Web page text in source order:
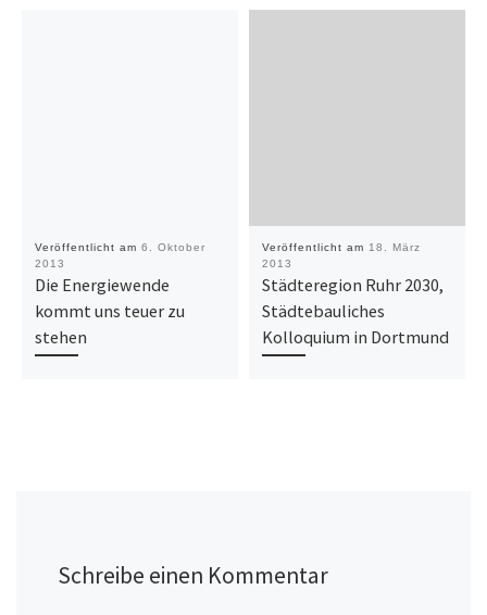
Veröffentlicht am 6. Oktober
2013
Die Energiewende
kommt uns teuer zu
stehen
Veröffentlicht am 18. März
2013
Städteregion Ruhr 2030,
Städtebauliches
Kolloquium in Dortmund
Schreibe einen Kommentar